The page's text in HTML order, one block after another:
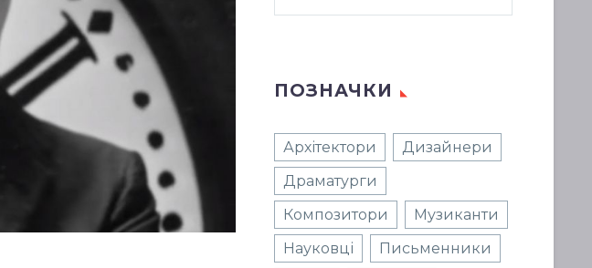
ПОЗНАЧКИ
Архітектори
Дизайнери
Драматурги
Композитори
Музиканти
Науковці
Письменники